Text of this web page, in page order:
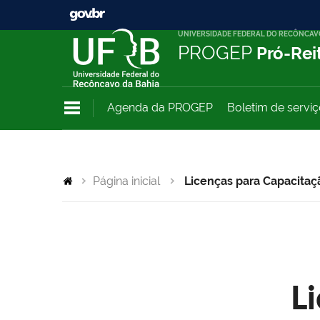
UNIVERSIDADE FEDERAL DO
PROGEP Pró-
Agenda da PROGEP Boletim de
Página inicial Licenças para